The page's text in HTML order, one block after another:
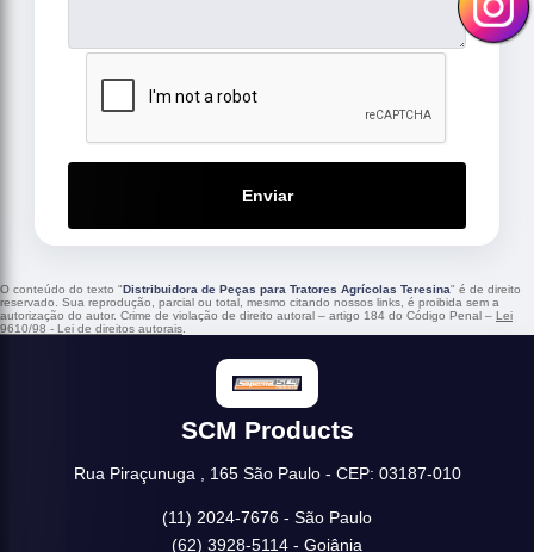
Enviar
O conteúdo do texto "Distribuidora de Peças para Tratores Agrícolas Teresina" é de direito
reservado. Sua reprodução, parcial ou total, mesmo citando nossos links, é proibida sem a
autorização do autor. Crime de violação de direito autoral – artigo 184 do Código Penal – Lei
9610/98 - Lei de direitos autorais.
SCM Products
Rua Piraçunuga , 165 São Paulo - CEP: 03187-010
(11) 2024-7676 - São Paulo
(62) 3928-5114 - Goiânia